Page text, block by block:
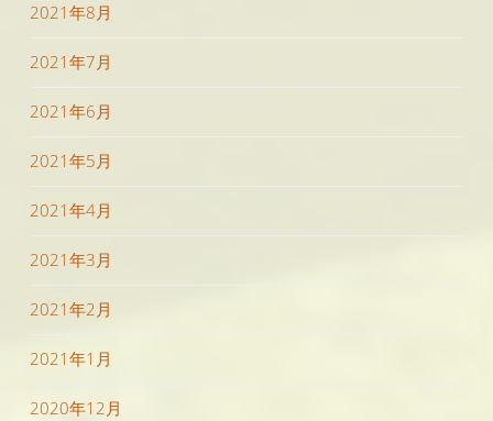
2021年8月
2021年7月
2021年6月
2021年5月
2021年4月
2021年3月
2021年2月
2021年1月
2020年12月